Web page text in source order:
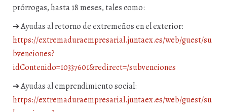
prórrogas, hasta 18 meses, tales como:
➔ Ayudas al retorno de extremeños en el exterior:
https://extremaduraempresarial.juntaex.es/web/guest/su
bvenciones?
idContenido=10337601&redirect=/subvenciones
➔ Ayudas al emprendimiento social:
https://extremaduraempresarial.juntaex.es/web/guest/su